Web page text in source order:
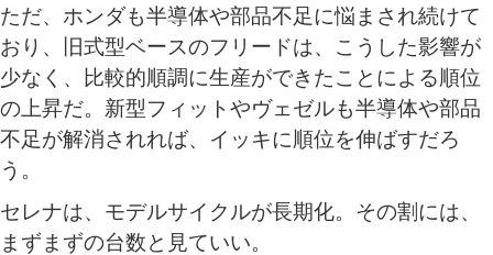
ただ、ホンダも半導体や部品不足に悩まされ続けて
おり、旧式型ベースのフリードは、こうした影響が
少なく、比較的順調に生産ができたことによる順位
の上昇だ。新型フィットやヴェゼルも半導体や部品
不足が解消されれば、イッキに順位を伸ばすだろ
う。
セレナは、モデルサイクルが長期化。その割には、
まずまずの台数と見ていい。